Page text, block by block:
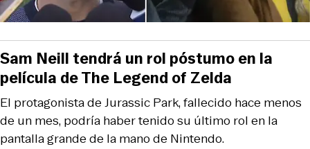
El protagonista de Jurassic Park, fallecido hace menos
de un mes, podría haber tenido su último rol en la
pantalla grande de la mano de Nintendo.
Sam Neill tendrá un rol póstumo en la
película de The Legend of Zelda